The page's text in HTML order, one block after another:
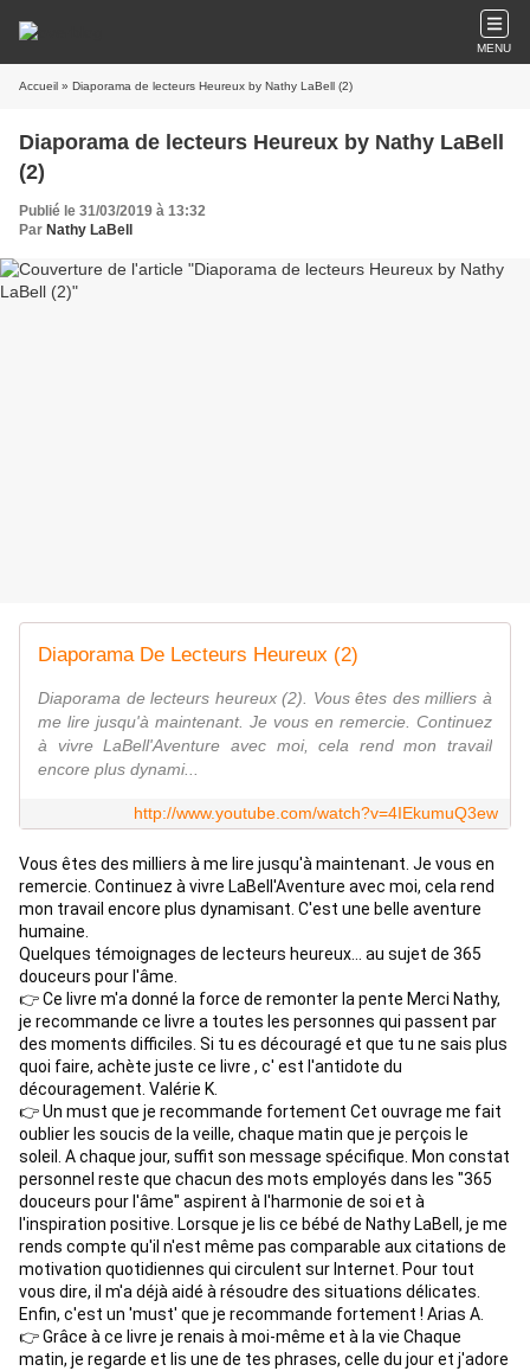
MENU
Accueil » Diaporama de lecteurs Heureux by Nathy LaBell (2)
Diaporama de lecteurs Heureux by Nathy LaBell
(2)
Publié le 31/03/2019 à 13:32
Par Nathy LaBell
Diaporama De Lecteurs Heureux (2)
Diaporama de lecteurs heureux (2). Vous êtes des milliers à
me lire jusqu'à maintenant. Je vous en remercie. Continuez
à vivre LaBell'Aventure avec moi, cela rend mon travail
encore plus dynami...
http://www.youtube.com/watch?v=4IEkumuQ3ew
Vous êtes des milliers à me lire jusqu'à maintenant. Je vous en
remercie. Continuez à vivre LaBell'Aventure avec moi, cela rend
mon travail encore plus dynamisant. C'est une belle aventure
humaine.
Quelques témoignages de lecteurs heureux... au sujet de 365
douceurs pour l'âme.
👉 Ce livre m'a donné la force de remonter la pente Merci Nathy,
je recommande ce livre a toutes les personnes qui passent par
des moments difficiles. Si tu es découragé et que tu ne sais plus
quoi faire, achète juste ce livre , c' est l'antidote du
découragement. Valérie K.
👉 Un must que je recommande fortement Cet ouvrage me fait
oublier les soucis de la veille, chaque matin que je perçois le
soleil. A chaque jour, suffit son message spécifique. Mon constat
personnel reste que chacun des mots employés dans les "365
douceurs pour l'âme" aspirent à l'harmonie de soi et à
l'inspiration positive. Lorsque je lis ce bébé de Nathy LaBell, je me
rends compte qu'il n'est même pas comparable aux citations de
motivation quotidiennes qui circulent sur Internet. Pour tout
vous dire, il m'a déjà aidé à résoudre des situations délicates.
Enfin, c'est un 'must' que je recommande fortement ! Arias A.
👉 Grâce à ce livre je renais à moi-même et à la vie Chaque
matin, je regarde et lis une de tes phrases, celle du jour et j'adore